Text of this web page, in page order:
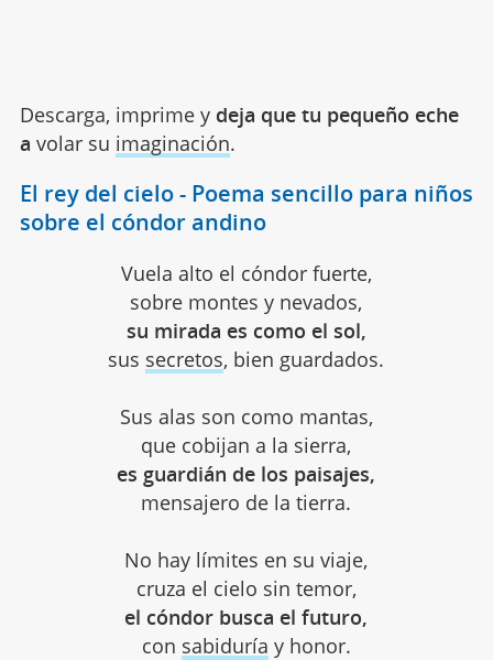
Descarga, imprime y deja que tu pequeño eche
a volar su imaginación.
El rey del cielo - Poema sencillo para niños
sobre el cóndor andino
Vuela alto el cóndor fuerte,
sobre montes y nevados,
su mirada es como el sol,
sus secretos, bien guardados.
Sus alas son como mantas,
que cobijan a la sierra,
es guardián de los paisajes,
mensajero de la tierra.
No hay límites en su viaje,
cruza el cielo sin temor,
el cóndor busca el futuro,
con sabiduría y honor.